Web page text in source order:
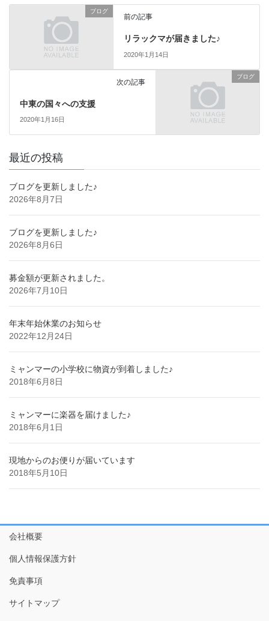
ブログ
前の記事
リラックマが届きました♪
2020年1月14日
ブログ
次の記事
中東の国々への支援
2020年1月16日
最近の投稿
ブログを更新しました♪
2026年8月7日
ブログを更新しました♪
2026年8月6日
募金額が更新されました。
2026年7月10日
年末年始休業のお知らせ
2022年12月24日
ミャンマーの小学校に物資が到着しました♪
2018年6月8日
ミャンマーに楽器を届けました♪
2018年6月1日
現地からのお便りが届いています
2018年5月10日
会社概要
個人情報保護方針
免責事項
サイトマップ